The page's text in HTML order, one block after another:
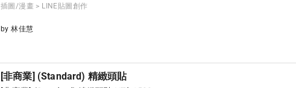
插圖/漫畫 > LINE貼圖創作
by 林佳慧
[非商業] (Standard) 精緻頭貼